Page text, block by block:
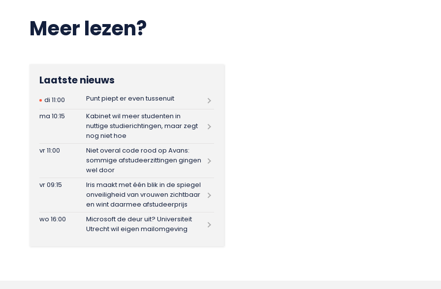
Meer lezen?
Laatste nieuws
di 11:00
Punt piept er even tussenuit
ma 10:15
Kabinet wil meer studenten in
nuttige studierichtingen, maar zegt
nog niet hoe
vr 11:00
Niet overal code rood op Avans:
sommige afstudeerzittingen gingen
wel door
vr 09:15
Iris maakt met één blik in de spiegel
onveiligheid van vrouwen zichtbaar
en wint daarmee afstudeerprijs
wo 16:00
Microsoft de deur uit? Universiteit
Utrecht wil eigen mailomgeving